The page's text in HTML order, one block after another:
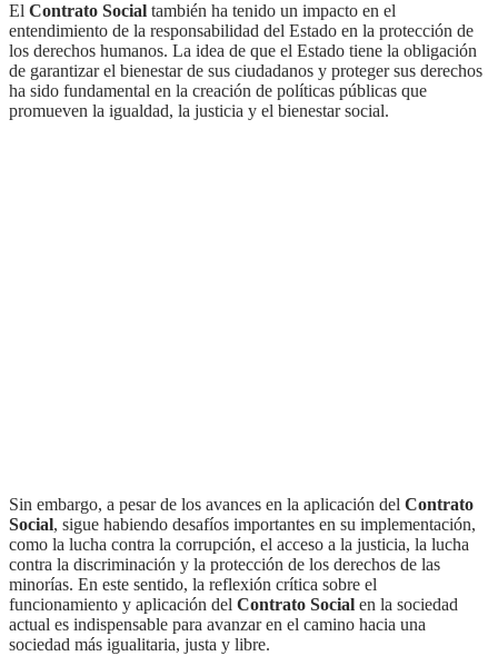
El Contrato Social también ha tenido un impacto en el
entendimiento de la responsabilidad del Estado en la protección de
los derechos humanos. La idea de que el Estado tiene la obligación
de garantizar el bienestar de sus ciudadanos y proteger sus derechos
ha sido fundamental en la creación de políticas públicas que
promueven la igualdad, la justicia y el bienestar social.
Sin embargo, a pesar de los avances en la aplicación del Contrato
Social, sigue habiendo desafíos importantes en su implementación,
como la lucha contra la corrupción, el acceso a la justicia, la lucha
contra la discriminación y la protección de los derechos de las
minorías. En este sentido, la reflexión crítica sobre el
funcionamiento y aplicación del Contrato Social en la sociedad
actual es indispensable para avanzar en el camino hacia una
sociedad más igualitaria, justa y libre.